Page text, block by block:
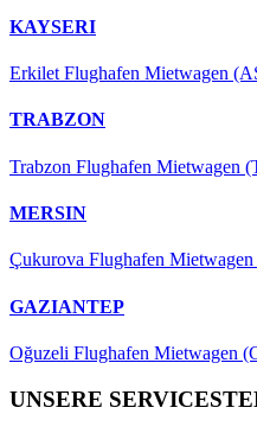
KAYSERI
Erkilet Flughafen Mietwagen
TRABZON
Trabzon Flughafen Mietwagen
MERSIN
Çukurova Flughafen
GAZIANTEP
Oğuzeli Flughafen Mietwagen
UNSERE